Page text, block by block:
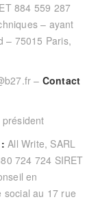
884 559 287
– ayant
– 75015 Paris,
– Contact
All Write, SARL
724 724 SIRET
en
social au 17 rue